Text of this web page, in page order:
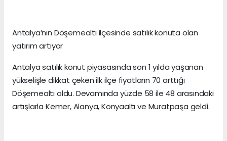
Antalya’nın Döşemealtı ilçesinde satılık konuta olan
yatırım artıyor
Antalya satılık konut piyasasında son 1 yılda yaşanan
yükselişle dikkat çeken ilk ilçe fiyatların 70 arttığı
Döşemealtı oldu. Devamında yüzde 58 ile 48 arasındaki
artışlarla Kemer, Alanya, Konyaaltı ve Muratpaşa geldi.